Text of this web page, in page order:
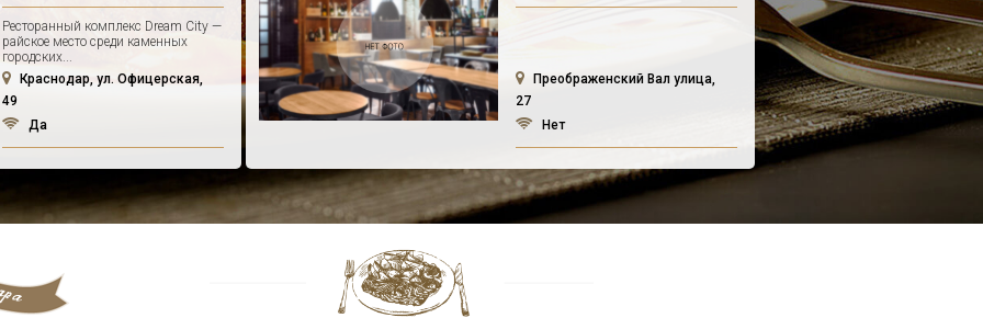
Ресторанный комплекс Dream City —
райское место среди каменных
городских...
Краснодар, ул. Офицерская,
49
Да
Преображенский Вал улица,
27
Нет